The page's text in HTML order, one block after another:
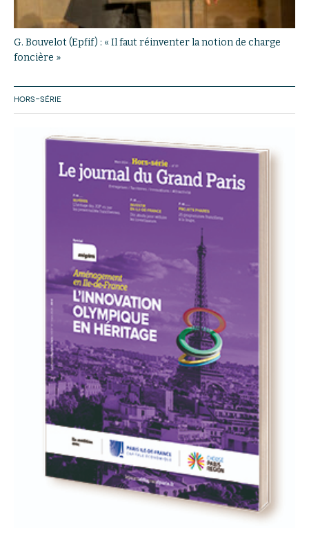
G. Bouvelot (Epfif) : « Il faut réinventer la notion de charge
foncière »
HORS-SÉRIE